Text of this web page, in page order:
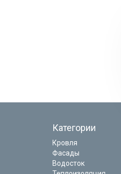
Категории
Кровля
Фасады
Водосток